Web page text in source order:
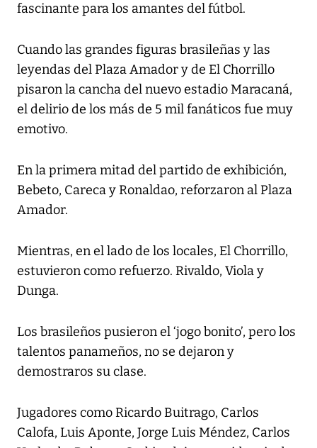
fascinante para los amantes del fútbol.
Cuando las grandes figuras brasileñas y las
leyendas del Plaza Amador y de El Chorrillo
pisaron la cancha del nuevo estadio Maracaná,
el delirio de los más de 5 mil fanáticos fue muy
emotivo.
En la primera mitad del partido de exhibición,
Bebeto, Careca y Ronaldao, reforzaron al Plaza
Amador.
Mientras, en el lado de los locales, El Chorrillo,
estuvieron como refuerzo. Rivaldo, Viola y
Dunga.
Los brasileños pusieron el ‘jogo bonito’, pero los
talentos panameños, no se dejaron y
demostraros su clase.
Jugadores como Ricardo Buitrago, Carlos
Calofa, Luis Aponte, Jorge Luis Méndez, Carlos